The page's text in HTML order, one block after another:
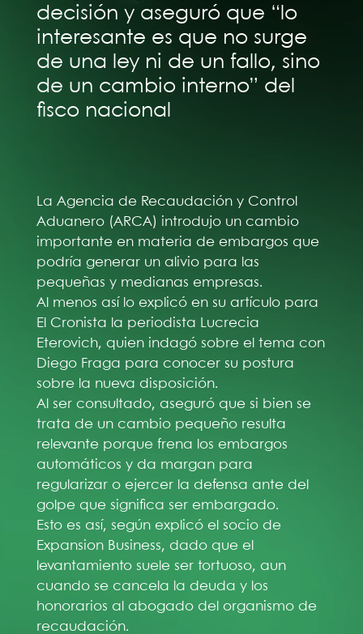
decisión y aseguró que “lo
interesante es que no surge
de una ley ni de un fallo, sino
de un cambio interno” del
fisco nacional
La Agencia de Recaudación y Control
Aduanero (ARCA) introdujo un cambio
importante en materia de embargos que
podría generar un alivio para las
pequeñas y medianas empresas.
Al menos así lo explicó en su artículo para
El Cronista la periodista Lucrecia
Eterovich, quien indagó sobre el tema con
Diego Fraga para conocer su postura
sobre la nueva disposición.
Al ser consultado, aseguró que si bien se
trata de un cambio pequeño resulta
relevante porque frena los embargos
automáticos y da margan para
regularizar o ejercer la defensa ante del
golpe que significa ser embargado.
Esto es así, según explicó el socio de
Expansion Business, dado que el
levantamiento suele ser tortuoso, aun
cuando se cancela la deuda y los
honorarios al abogado del organismo de
recaudación.